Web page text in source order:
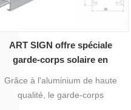
ART SIGN offre spéciale
garde-corps solaire en
Grâce à l'aluminium de haute
qualité, le garde-corps